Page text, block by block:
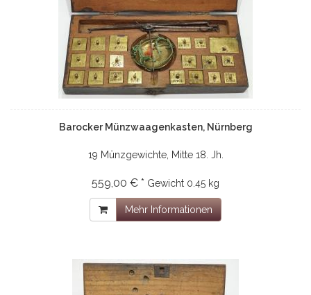
Barocker Münzwaagenkasten, Nürnberg
19 Münzgewichte, Mitte 18. Jh.
559,00 € * Gewicht 0.45 kg
Mehr Informationen